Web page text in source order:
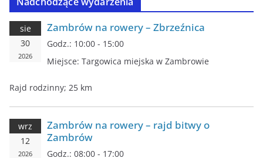
sie
30
2026
Zambrów na rowery – Zbrzeźnica
Godz.: 10:00 - 15:00
Miejsce: Targowica miejska w Zambrowie
Rajd rodzinny; 25 km
wrz
12
2026
Zambrów na rowery – rajd bitwy o
Zambrów
Godz.: 08:00 - 17:00